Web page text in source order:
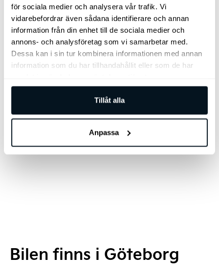
för sociala medier och analysera vår trafik. Vi
vidarebefordrar även sådana identifierare och annan
information från din enhet till de sociala medier och
annons- och analysföretag som vi samarbetar med.
Dessa kan i sin tur kombinera informationen med annan
information som du har tillhandahållit eller som de har
Tillåt alla
Anpassa
Rattvärme
Rear Traffic Alert
Regnsensor
Servostyrning
Sidoairbags
Sidokrockgardiner
Sminkspegel
Sportratt
Start-/stoppfunktion
Startspärr
Stöldlarm
Svensksåld
Sätesvärme (bak)
Sätesvärme (fram)
Taklucka
Tonade rutor
Touch-/Pekskärm
USB-uttag
Ventilerade säten fram
Yttertemperaturmätare
Bilen finns i Göteborg